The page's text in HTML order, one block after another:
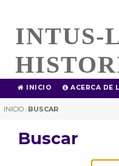
INTUS-
INICIO ACERCA DE
INICIO | BUSCAR
Buscar